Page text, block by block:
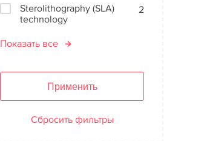
Sterolithography (SLA)
technology
2
Показать все
Применить
Сбросить фильтры